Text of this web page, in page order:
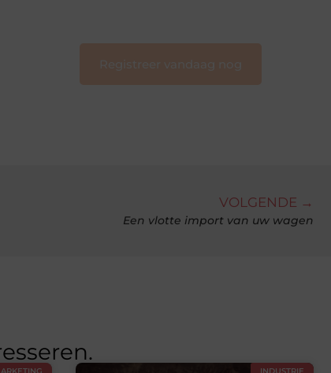
VOLGENDE →
Een vlotte import van uw wagen